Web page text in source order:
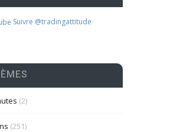
Suivre @tradingattitude
(2)
(251)